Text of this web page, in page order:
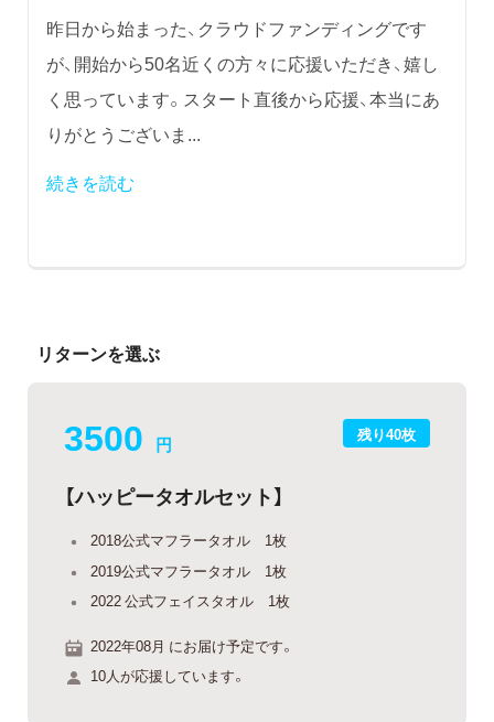
昨日から始まった、クラウドファンディングです
が、開始から50名近くの方々に応援いただき、嬉し
く思っています。スタート直後から応援、本当にあ
りがとうございま...
続きを読む
リターンを選ぶ
残り40枚
3500 円
【ハッピータオルセット】
2018公式マフラータオル 1枚
2019公式マフラータオル 1枚
2022 公式フェイスタオル 1枚
2022年08月 にお届け予定です。
10人が応援しています。